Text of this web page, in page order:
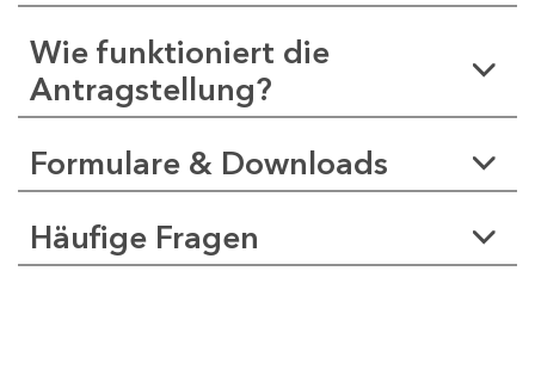
Wie funktioniert die
Antragstellung?
Formulare & Downloads
Häufige Fragen